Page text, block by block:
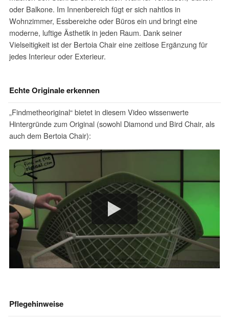
oder Balkone. Im Innenbereich fügt er sich nahtlos in
Wohnzimmer, Essbereiche oder Büros ein und bringt eine
moderne, luftige Ästhetik in jeden Raum. Dank seiner
Vielseitigkeit ist der Bertoia Chair eine zeitlose Ergänzung für
jedes Interieur oder Exterieur.
Echte Originale erkennen
„Findmetheoriginal“ bietet in diesem Video wissenwerte
Hintergründe zum Original (sowohl Diamond und Bird Chair, als
auch dem Bertoia Chair):
Pflegehinweise